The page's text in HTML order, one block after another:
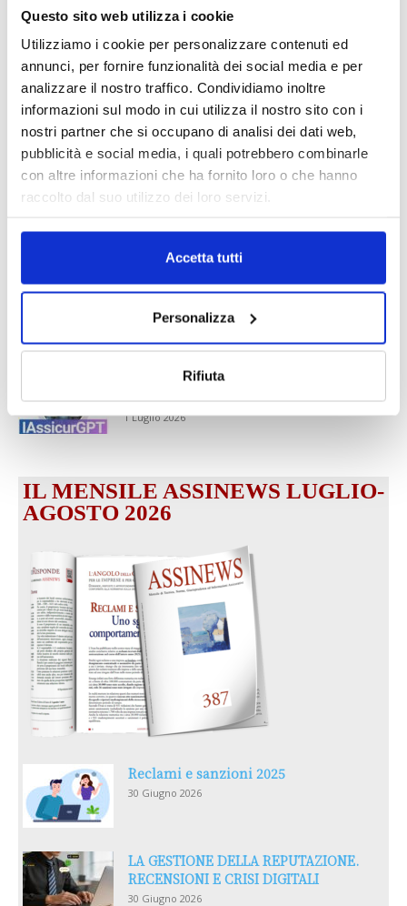
Questo sito web utilizza i cookie
Utilizziamo i cookie per personalizzare contenuti ed
annunci, per fornire funzionalità dei social media e per
analizzare il nostro traffico. Condividiamo inoltre
informazioni sul modo in cui utilizza il nostro sito con i
nostri partner che si occupano di analisi dei dati web,
pubblicità e social media, i quali potrebbero combinarle
con altre informazioni che ha fornito loro o che hanno
raccolto dal suo utilizzo dei loro servizi.
Accetta tutti
Personalizza
Rifiuta
Notizie sponsorizzate
Prima Assicurazioni: grande
intermediari partner 2026
1 Luglio 2026
MAGNIFICA HUMANITAS (l’impatto
dell’IA sul futuro e oltre)
1 Luglio 2026
IL MENSILE ASSINEWS LUGLIO-
AGOSTO 2026
Reclami e sanzioni 2025
30 Giugno 2026
LA GESTIONE DELLA REPUTAZIONE.
RECENSIONI E CRISI DIGITALI
30 Giugno 2026